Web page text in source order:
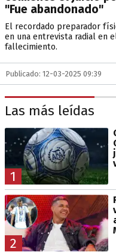
"Fue abandonado"
El recordado preparador
en una entrevista radial en
fallecimiento.
Publicado: 12-03-2025 09:39
Las más leídas
1
2